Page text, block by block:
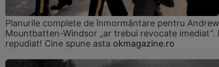
Planurile complete de înmormântare pentru Andrew
Mountbatten-Windsor „ar trebui revocate imediat”.
repudiat! Cine spune asta okmagazine.ro